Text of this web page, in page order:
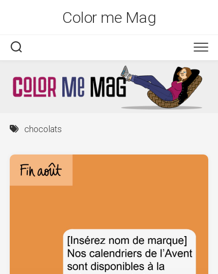
Color me Mag
chocolats